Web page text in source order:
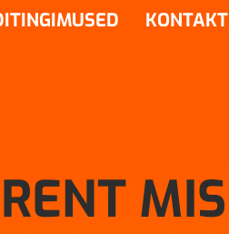
KONTAKT
MIS